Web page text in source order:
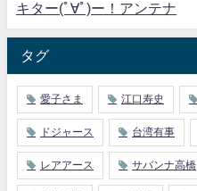
キター(ﾟ∀ﾟ)ー！アンテナ
タグ
愛子さま 江口寿史
ドジャース 台湾有事
レアアース サバンナ高橋